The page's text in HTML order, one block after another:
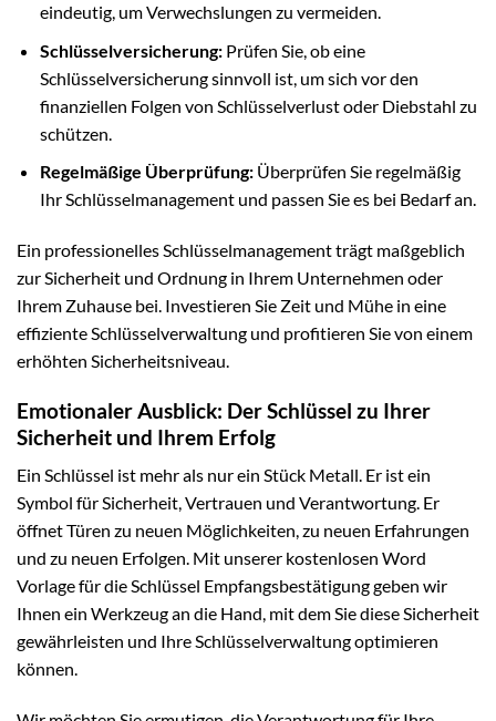
eindeutig, um Verwechslungen zu vermeiden.
Schlüsselversicherung:Prüfen Sie, ob eine
Schlüsselversicherung sinnvoll ist, um sich vor den
finanziellen Folgen von Schlüsselverlust oder Diebstahl zu
schützen.
Regelmäßige Überprüfung:Überprüfen Sie regelmäßig
Ihr Schlüsselmanagement und passen Sie es bei Bedarf an.
Ein professionelles Schlüsselmanagement trägt maßgeblich
zur Sicherheit und Ordnung in Ihrem Unternehmen oder
Ihrem Zuhause bei. Investieren Sie Zeit und Mühe in eine
effiziente Schlüsselverwaltung und profitieren Sie von einem
erhöhten Sicherheitsniveau.
Emotionaler Ausblick: Der Schlüssel zu Ihrer
Sicherheit und Ihrem Erfolg
Ein Schlüssel ist mehr als nur ein Stück Metall. Er ist ein
Symbol für Sicherheit, Vertrauen und Verantwortung. Er
öffnet Türen zu neuen Möglichkeiten, zu neuen Erfahrungen
und zu neuen Erfolgen. Mit unserer kostenlosen Word
Vorlage für die Schlüssel Empfangsbestätigung geben wir
Ihnen ein Werkzeug an die Hand, mit dem Sie diese Sicherheit
gewährleisten und Ihre Schlüsselverwaltung optimieren
können.